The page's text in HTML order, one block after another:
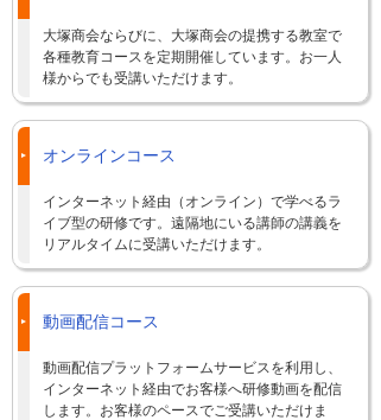
大塚商会ならびに、大塚商会の提携する教室で
各種教育コースを定期開催しています。お一人
様からでも受講いただけます。
オンラインコース
インターネット経由（オンライン）で学べるラ
イブ型の研修です。遠隔地にいる講師の講義を
リアルタイムに受講いただけます。
動画配信コース
動画配信プラットフォームサービスを利用し、
インターネット経由でお客様へ研修動画を配信
します。お客様のペースでご受講いただけま